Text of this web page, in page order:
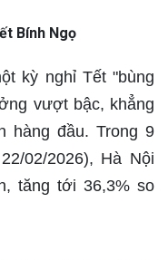
Bính Ngọ
kỳ nghỉ Tết "bùng
vượt bậc, khẳng
hàng đầu. Trong 9
02/2026), Hà Nội
tăng tới 36,3% so